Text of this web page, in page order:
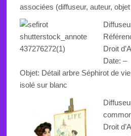
associées (diffuseur, auteur,
Droit
Date: –
Objet: Détail arbre Séphirot de
isolé sur blanc
Droit